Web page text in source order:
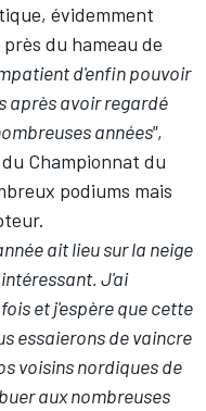
évidemment
du hameau de
d'enfin pouvoir
après avoir regardé
années",
Championnat du
podiums mais
ait lieu sur la neige
J'ai
et j'espère que cette
essaierons de vaincre
voisins nordiques de
aux nombreuses